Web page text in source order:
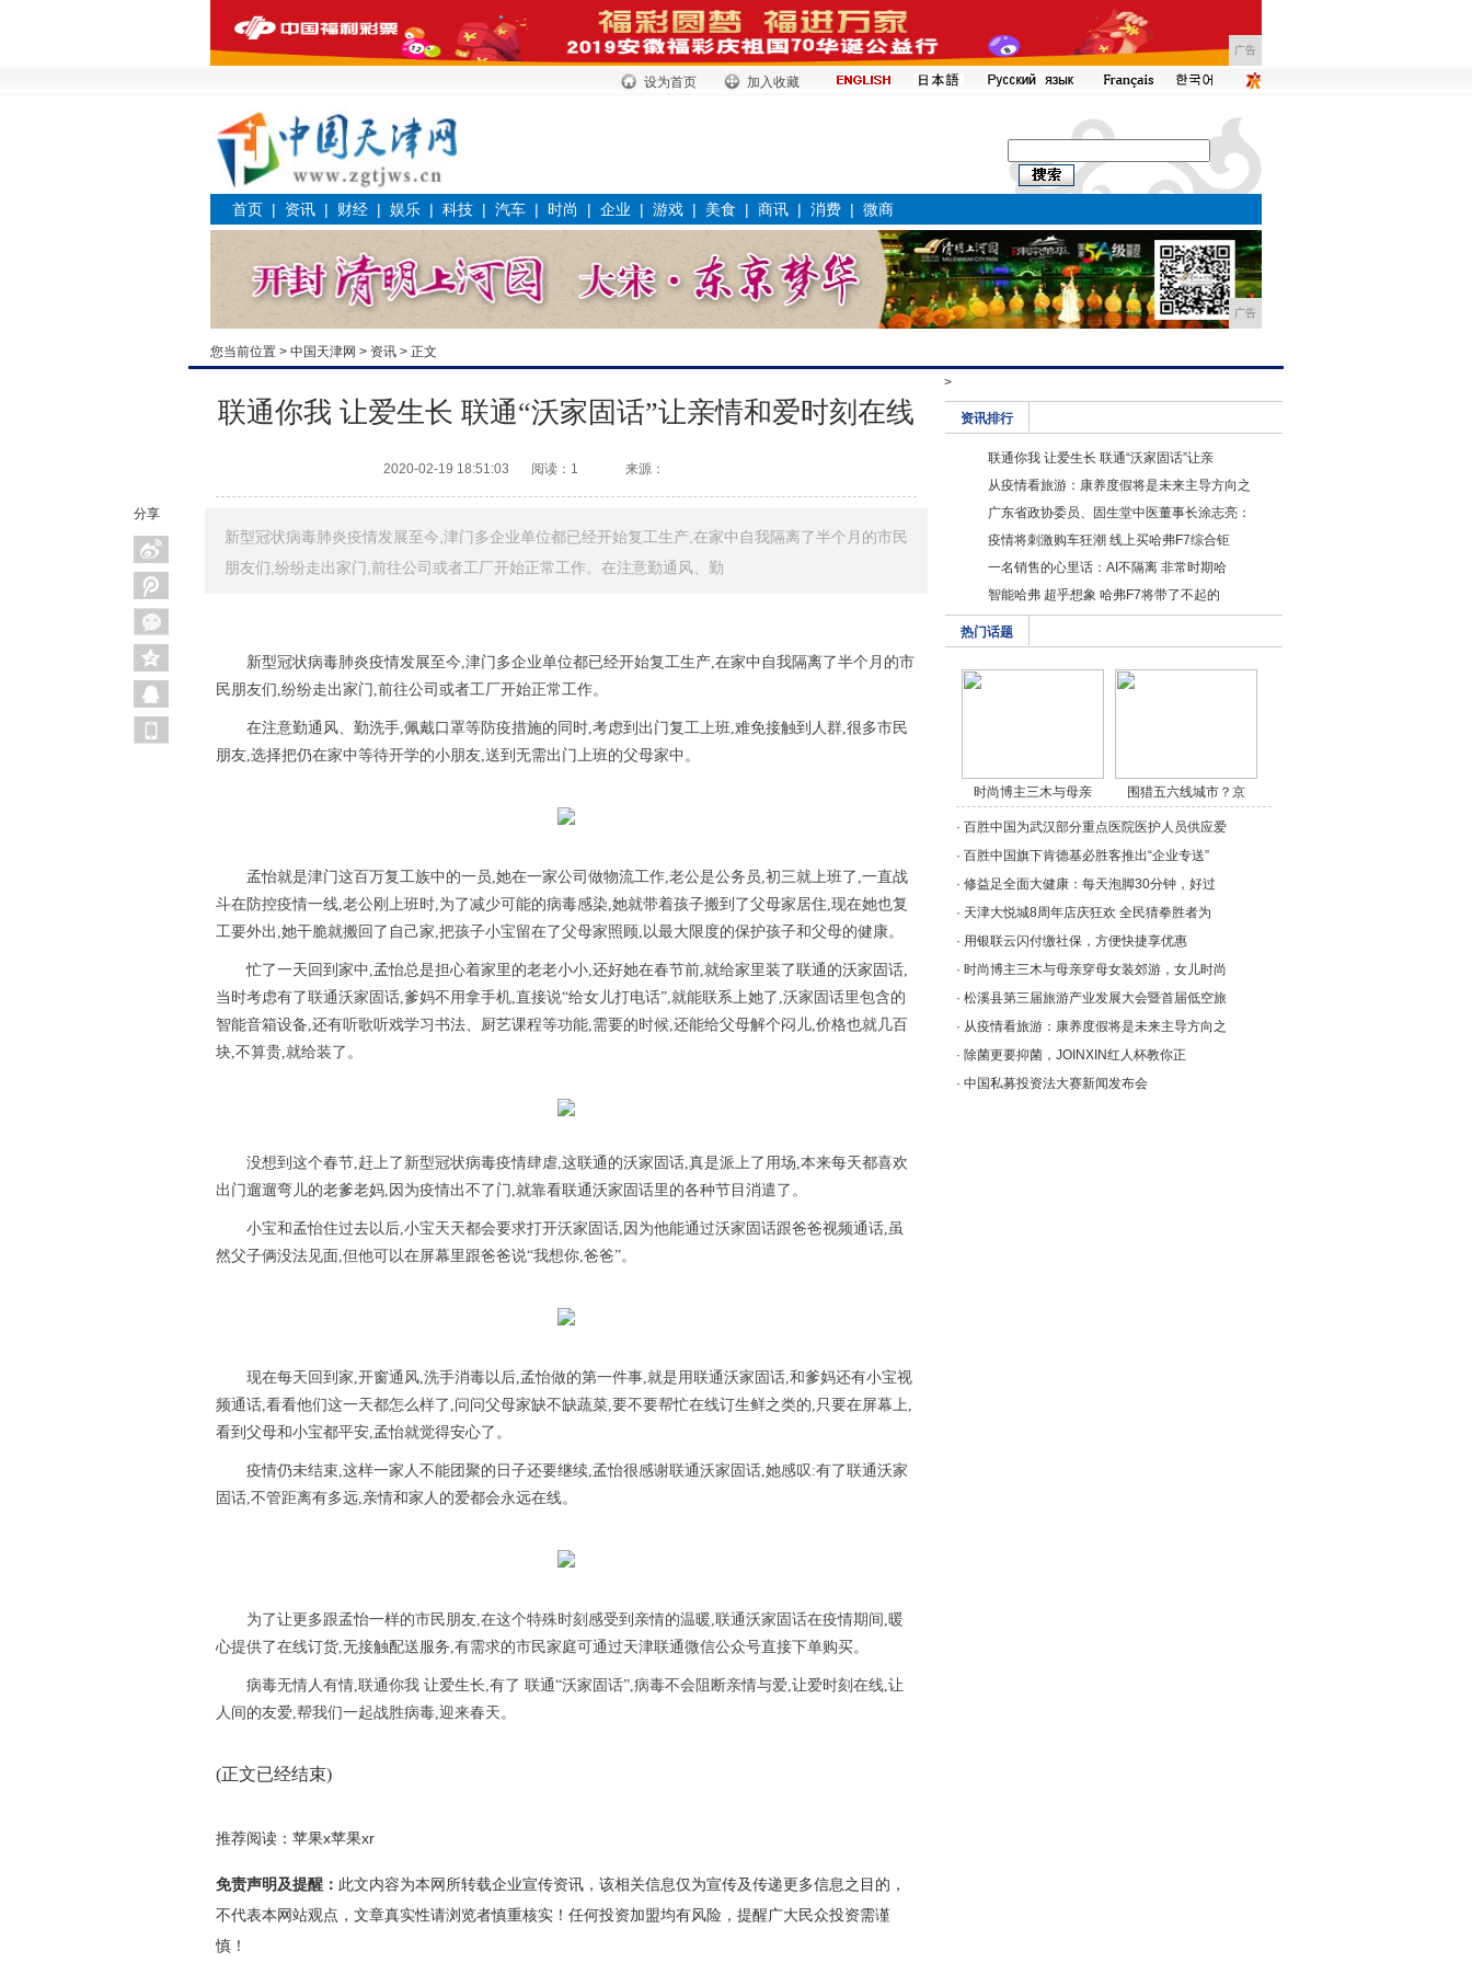
广告
设为首页 加入收藏
首页 | 资讯 | 财经 | 娱乐 | 科技 | 汽车 | 时尚 | 企业 | 游戏 | 美食 | 商讯 | 消费 | 微商
广告
您当前位置 > 中国天津网 > 资讯 > 正文
>
分享
联通你我 让爱生长 联通“沃家固话”让亲情和爱时刻在线
2020-02-19 18:51:03 阅读：1 来源：
新型冠状病毒肺炎疫情发展至今,津门多企业单位都已经开始复工生产,在家中自我隔离了半个月的市民
朋友们,纷纷走出家门,前往公司或者工厂开始正常工作。在注意勤通风、勤
新型冠状病毒肺炎疫情发展至今,津门多企业单位都已经开始复工生产,在家中自我隔离了半个月的市
民朋友们,纷纷走出家门,前往公司或者工厂开始正常工作。
在注意勤通风、勤洗手,佩戴口罩等防疫措施的同时,考虑到出门复工上班,难免接触到人群,很多市民
朋友,选择把仍在家中等待开学的小朋友,送到无需出门上班的父母家中。
孟怡就是津门这百万复工族中的一员,她在一家公司做物流工作,老公是公务员,初三就上班了,一直战
斗在防控疫情一线,老公刚上班时,为了减少可能的病毒感染,她就带着孩子搬到了父母家居住,现在她也复
工要外出,她干脆就搬回了自己家,把孩子小宝留在了父母家照顾,以最大限度的保护孩子和父母的健康。
忙了一天回到家中,孟怡总是担心着家里的老老小小,还好她在春节前,就给家里装了联通的沃家固话,
当时考虑有了联通沃家固话,爹妈不用拿手机,直接说“给女儿打电话”,就能联系上她了,沃家固话里包含的
智能音箱设备,还有听歌听戏学习书法、厨艺课程等功能,需要的时候,还能给父母解个闷儿,价格也就几百
块,不算贵,就给装了。
没想到这个春节,赶上了新型冠状病毒疫情肆虐,这联通的沃家固话,真是派上了用场,本来每天都喜欢
出门遛遛弯儿的老爹老妈,因为疫情出不了门,就靠看联通沃家固话里的各种节目消遣了。
小宝和孟怡住过去以后,小宝天天都会要求打开沃家固话,因为他能通过沃家固话跟爸爸视频通话,虽
然父子俩没法见面,但他可以在屏幕里跟爸爸说“我想你,爸爸”。
现在每天回到家,开窗通风,洗手消毒以后,孟怡做的第一件事,就是用联通沃家固话,和爹妈还有小宝视
频通话,看看他们这一天都怎么样了,问问父母家缺不缺蔬菜,要不要帮忙在线订生鲜之类的,只要在屏幕上,
看到父母和小宝都平安,孟怡就觉得安心了。
疫情仍未结束,这样一家人不能团聚的日子还要继续,孟怡很感谢联通沃家固话,她感叹:有了联通沃家
固话,不管距离有多远,亲情和家人的爱都会永远在线。
为了让更多跟孟怡一样的市民朋友,在这个特殊时刻感受到亲情的温暖,联通沃家固话在疫情期间,暖
心提供了在线订货,无接触配送服务,有需求的市民家庭可通过天津联通微信公众号直接下单购买。
病毒无情人有情,联通你我 让爱生长,有了 联通“沃家固话”,病毒不会阻断亲情与爱,让爱时刻在线,让
人间的友爱,帮我们一起战胜病毒,迎来春天。
(正文已经结束)
推荐阅读： 苹果x苹果xr
免责声明及提醒： 此文内容为本网所转载企业宣传资讯，该相关信息仅为宣传及传递更多信息之目的，
不代表本网站观点，文章真实性请浏览者慎重核实！任何投资加盟均有风险，提醒广大民众投资需谨
慎！
资讯排行
联通你我 让爱生长 联通“沃家固话”让亲
从疫情看旅游：康养度假将是未来主导方向之
广东省政协委员、固生堂中医董事长涂志亮：
疫情将刺激购车狂潮 线上买哈弗F7综合钜
一名销售的心里话：AI不隔离 非常时期哈
智能哈弗 超乎想象 哈弗F7将带了不起的
热门话题
时尚博主三木与母亲
穿/a>
围猎五六线城市？京
东/a>
· 百胜中国为武汉部分重点医院医护人员供应爱
· 百胜中国旗下肯德基必胜客推出“企业专送”
· 修益足全面大健康：每天泡脚30分钟，好过
· 天津大悦城8周年店庆狂欢 全民猜拳胜者为
· 用银联云闪付缴社保，方便快捷享优惠
· 时尚博主三木与母亲穿母女装郊游，女儿时尚
· 松溪县第三届旅游产业发展大会暨首届低空旅
· 从疫情看旅游：康养度假将是未来主导方向之
· 除菌更要抑菌，JOINXIN红人杯教你正
· 中国私募投资法大赛新闻发布会